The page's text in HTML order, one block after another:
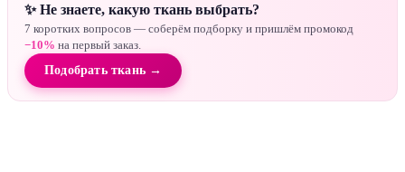
✨ Не знаете, какую ткань выбрать?
7 коротких вопросов — соберём подборку и пришлём промокод
−10% на первый заказ.
Подобрать ткань →